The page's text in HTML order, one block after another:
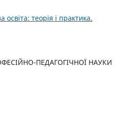
теорія і практика.
ПЕДАГОГІЧНОЇ НАУКИ